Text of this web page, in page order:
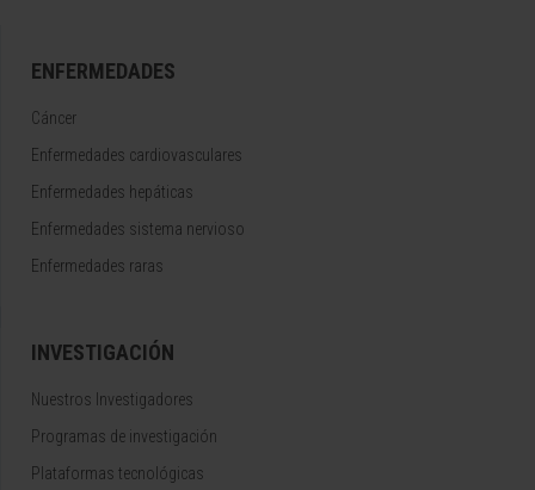
ENFERMEDADES
Cáncer
Enfermedades cardiovasculares
Enfermedades hepáticas
Enfermedades sistema nervioso
Enfermedades raras
INVESTIGACIÓN
Nuestros Investigadores
Programas de investigación
Plataformas tecnológicas